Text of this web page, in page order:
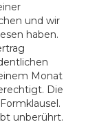
und wir
haben.
Monat
Die
unberührt.